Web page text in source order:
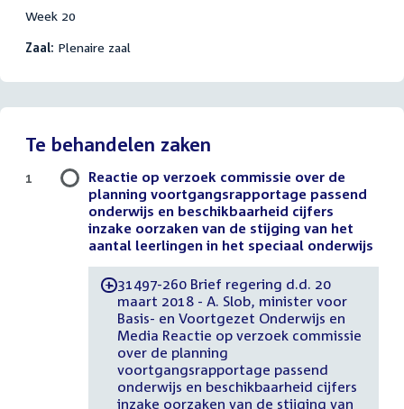
Week 20
Zaal: Plenaire zaal
Te behandelen zaken
Reactie op verzoek commissie over de
planning voortgangsrapportage passend
onderwijs en beschikbaarheid cijfers
inzake oorzaken van de stijging van het
aantal leerlingen in het speciaal onderwijs
-31497-260 Brief regering d.d. 20
maart 2018 - A. Slob, minister voor
Basis- en Voortgezet Onderwijs en
Media Reactie op verzoek commissie
over de planning
voortgangsrapportage passend
onderwijs en beschikbaarheid cijfers
inzake oorzaken van de stijging van
1